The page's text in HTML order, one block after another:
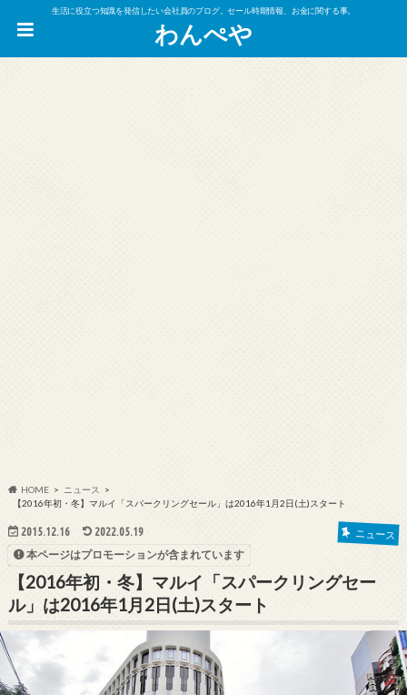
生活に役立つ知識を発信したい会社員のブログ。セール時期情報、お金に関する事。
わんぺや
HOME
ニュース
【2016年初・冬】マルイ「スパークリングセール」は2016年1月2日(土)スタート
2015.12.16 2022.05.19 ニュース
本ページはプロモーションが含まれています
【2016年初・冬】マルイ「スパークリングセー
ル」は2016年1月2日(土)スタート